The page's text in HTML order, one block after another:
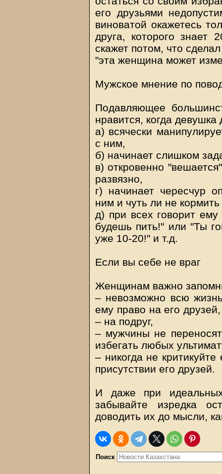
его друзьями
виноватой окажетесь
друга, которого
скажет потом, что
"эта женщина может
Мужское мнение по
Подавляющее
нравится, когда девушка
а) всячески
с ним,
б) начинает слишком
в) откровенно
развязно,
г) начинает чересчур
ним и чуть ли не
д) при всех говорит
будешь пить!" или "Ты
уже 10-20!" и т.д.
Если вы себе не враг
Женщинам важно
– невозможно всю
ему право на его
– на подруг,
– мужчины не
избегать любых
– никогда не
присутствии его друзей.
И даже при
забывайте изредка
доводить их до мысли,
Поиск